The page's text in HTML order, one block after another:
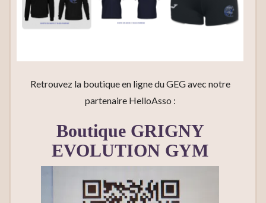
Retrouvez la boutique en ligne du GEG avec notre
partenaire HelloAsso :
Boutique GRIGNY
EVOLUTION GYM